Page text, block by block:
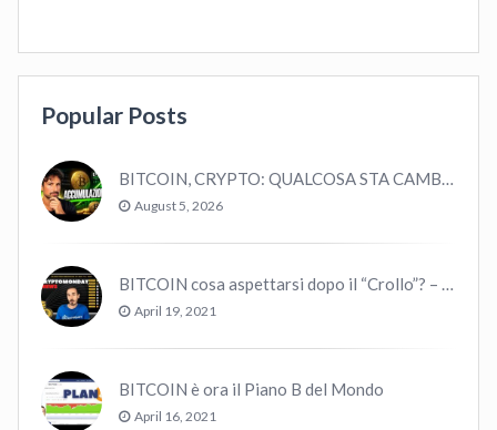
Popular Posts
BITCOIN, CRYPTO: QUALCOSA STA CAMBIANDO? (ASCOLTA…)
August 5, 2026
BITCOIN cosa aspettarsi dopo il “Crollo”? – CryptoMonday NEWS w16/’21
April 19, 2021
BITCOIN è ora il Piano B del Mondo
April 16, 2021